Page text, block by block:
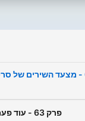
פרק 63 - עוד פעם מלחמות